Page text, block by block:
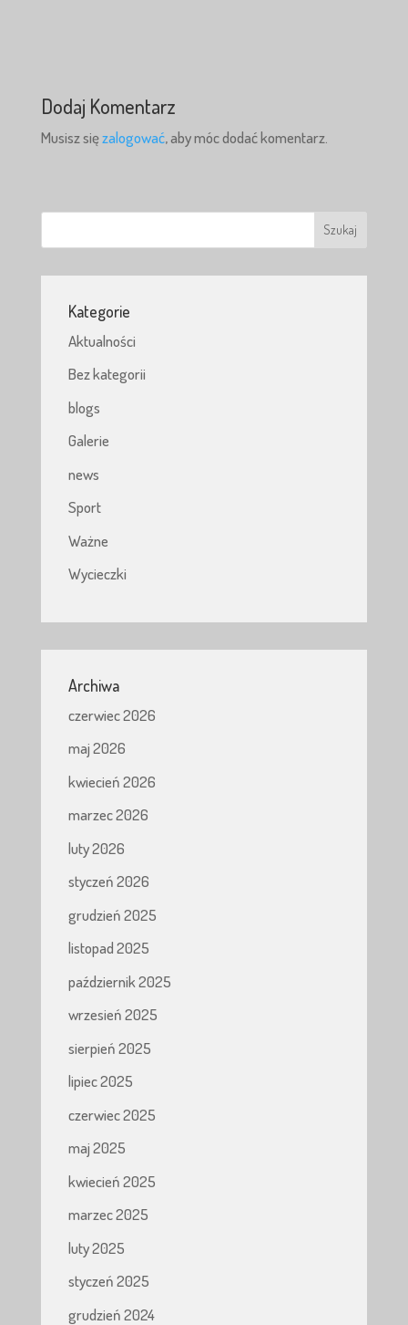
Dodaj Komentarz
Musisz sięzalogować, aby móc dodać komentarz.
Kategorie
Aktualności
Bez kategorii
blogs
Galerie
news
Sport
Ważne
Wycieczki
Archiwa
czerwiec 2026
maj 2026
kwiecień 2026
marzec 2026
luty 2026
styczeń 2026
grudzień 2025
listopad 2025
październik 2025
wrzesień 2025
sierpień 2025
lipiec 2025
czerwiec 2025
maj 2025
kwiecień 2025
marzec 2025
luty 2025
styczeń 2025
grudzień 2024